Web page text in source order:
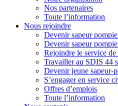
Nos partenaires
Toute l’information
Nous rejoindre
Devenir sapeur
Devenir sapeur
Rejoindre le service de
Travailler au SDIS 44
Devenir jeune sapeur-
S’engager en service
Offres d’emplois
Toute l’information